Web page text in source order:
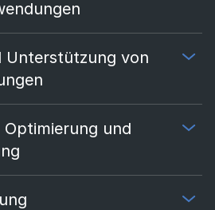
Unterstützung von
und